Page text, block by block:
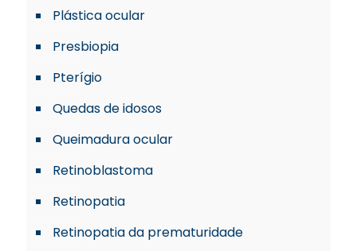
Plástica ocular
Presbiopia
Pterígio
Quedas de idosos
Queimadura ocular
Retinoblastoma
Retinopatia
Retinopatia da prematuridade